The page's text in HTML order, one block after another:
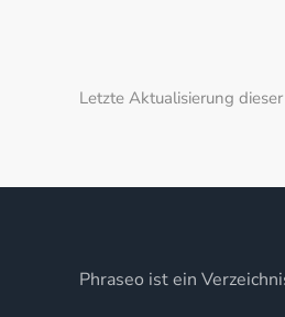
Letzte Aktualisierung
Phraseo ist ein